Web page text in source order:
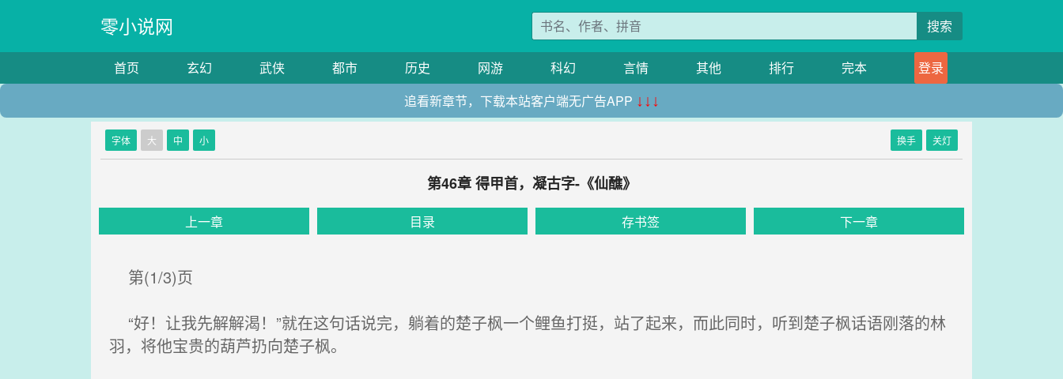
零小说网 搜索
首页 玄幻 武侠 都市 历史 网游 科幻 言情 其他 排行 完本
登录
追看新章节，下载本站客户端无广告APP ↓↓↓
字体 大 中 小 换手 关灯
第46章 得甲首，凝古字-《仙醮》
上一章 目录 存书签 下一章
第(1/3)页
“好！让我先解解渴！”就在这句话说完，躺着的楚子枫一个鲤鱼打挺，站了起来，而此同时，听到楚子枫话语刚落的林
羽，将他宝贵的葫芦扔向楚子枫。